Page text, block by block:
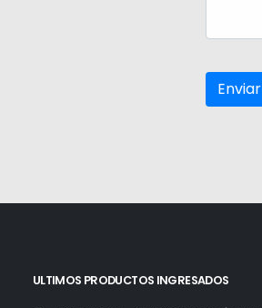
ULTIMOS PRODUCTOS INGRESADOS